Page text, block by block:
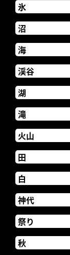
氷
沼
海
渓谷
湖
滝
火山
田
白
神代
祭り
秋